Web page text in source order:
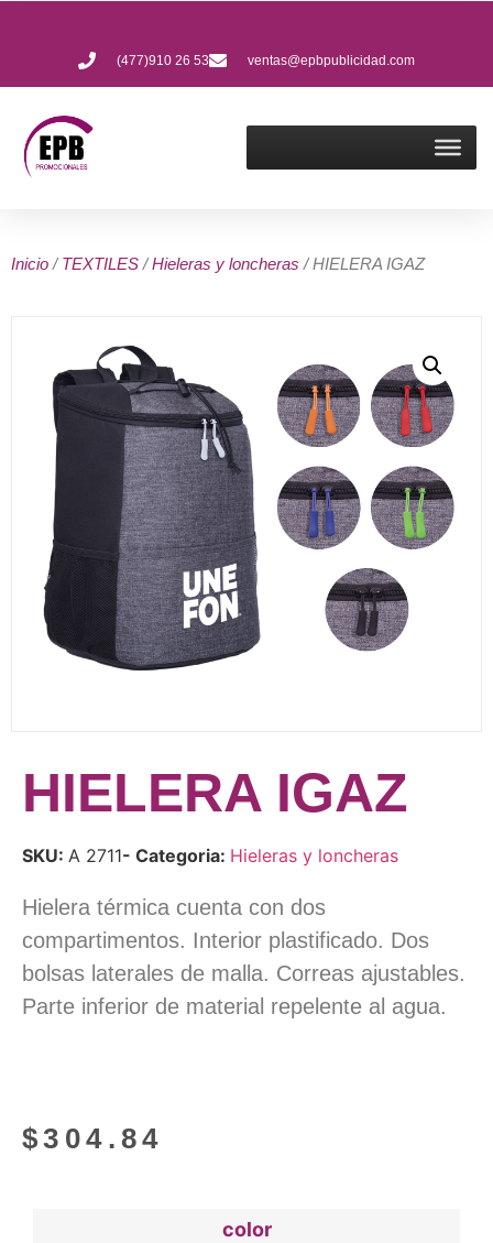
(477)910 26 53 ventas@epbpublicidad.com
Inicio /TEXTILES /Hieleras y loncheras / HIELERA IGAZ
HIELERA IGAZ
SKU: A 2711- Categoria: Hieleras y loncheras
Hielera térmica cuenta con dos
compartimentos. Interior plastificado. Dos
bolsas laterales de malla. Correas ajustables.
Parte inferior de material repelente al agua.
$304.84
color